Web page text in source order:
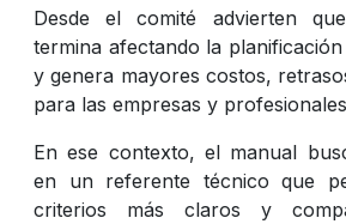
Desde el comité advierten
termina afectando la
y genera mayores costos,
para las empresas y
En ese contexto, el manual
en un referente técnico que
criterios más claros y